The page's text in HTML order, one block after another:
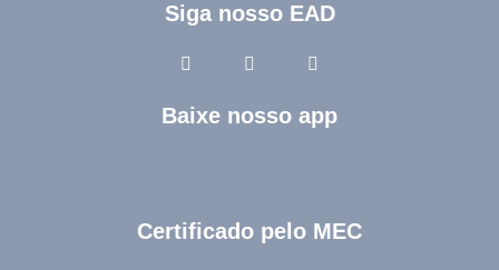
Siga nosso EAD
Baixe nosso app
Certificado pelo MEC